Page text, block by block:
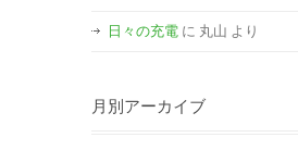
日々の充電 に 丸山 より
月別アーカイブ